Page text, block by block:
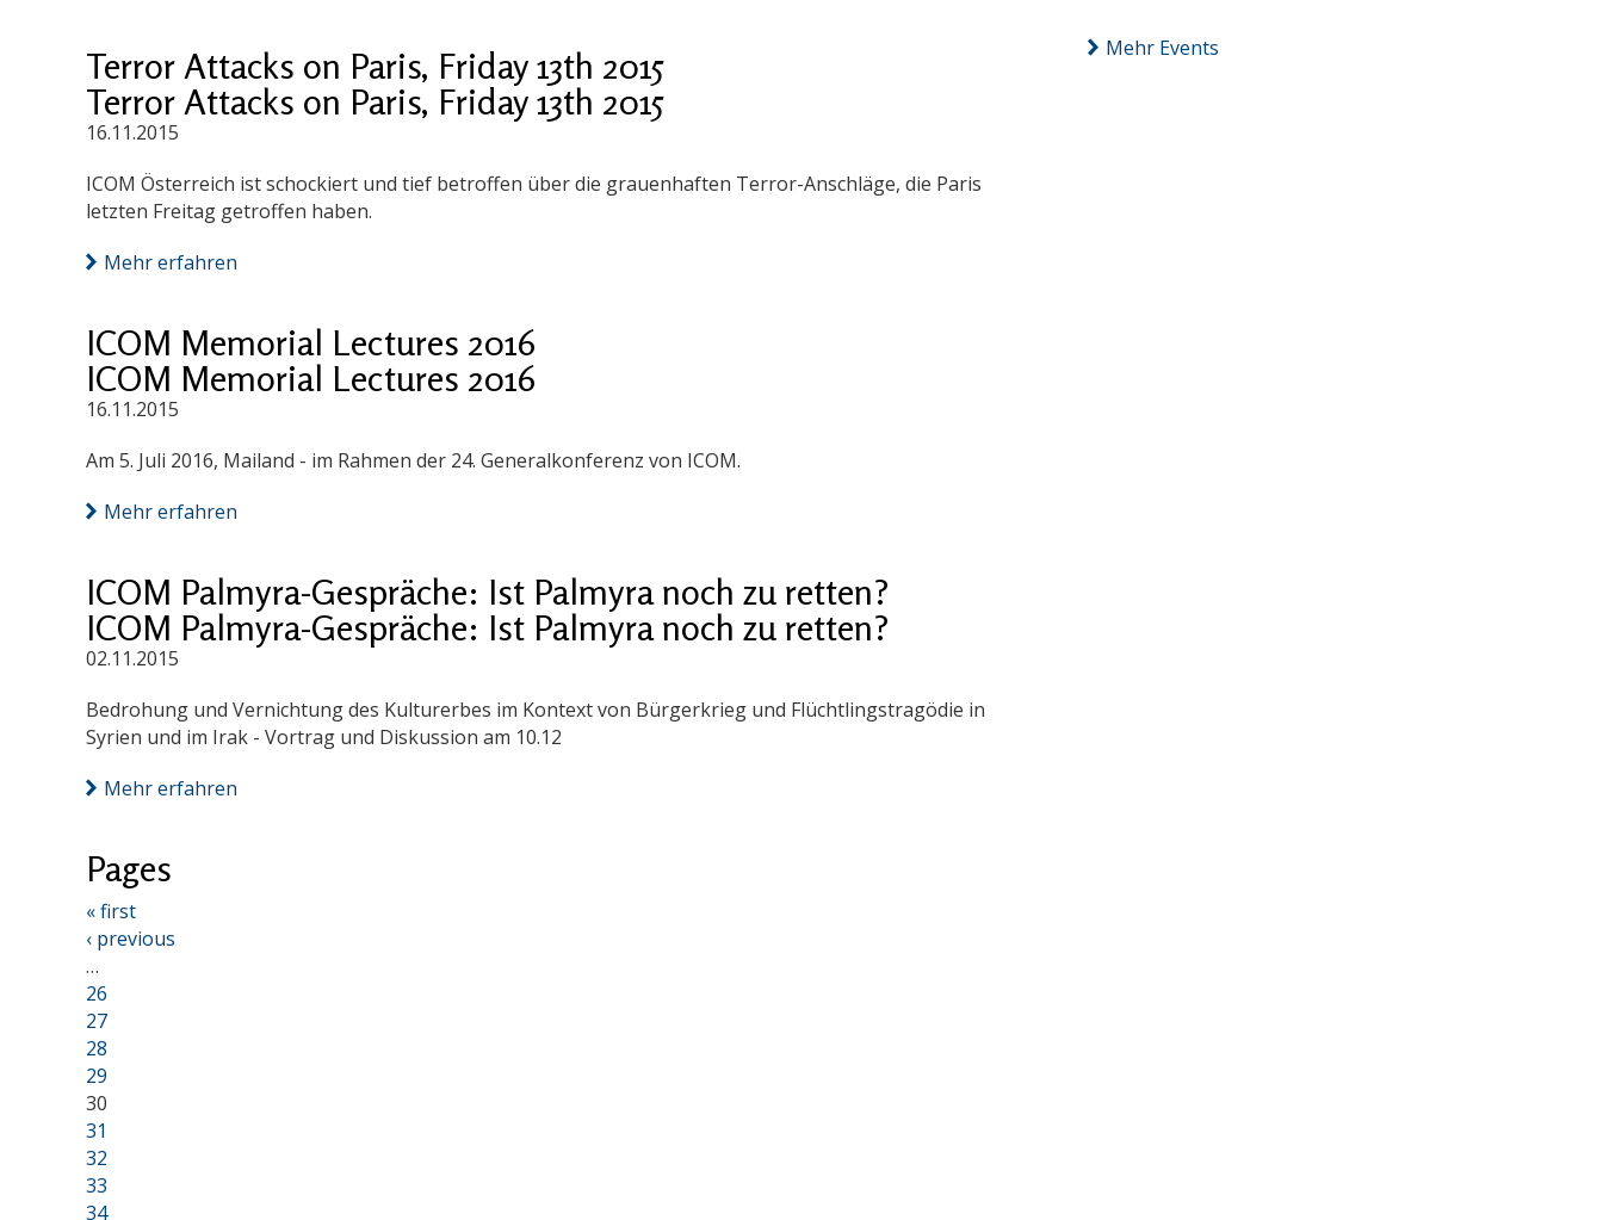
Terror Attacks on Paris, Friday 13th 2015
Terror Attacks on Paris, Friday 13th 2015
16.11.2015
ICOM Österreich ist schockiert und tief betroffen über die grauenhaften Terror-Anschläge, die Paris
letzten Freitag getroffen haben.
Mehr erfahren
ICOM Memorial Lectures 2016
ICOM Memorial Lectures 2016
16.11.2015
Am 5. Juli 2016, Mailand - im Rahmen der 24. Generalkonferenz von ICOM.
Mehr erfahren
ICOM Palmyra-Gespräche: Ist Palmyra noch zu retten?
ICOM Palmyra-Gespräche: Ist Palmyra noch zu retten?
02.11.2015
Bedrohung und Vernichtung des Kulturerbes im Kontext von Bürgerkrieg und Flüchtlingstragödie in
Syrien und im Irak - Vortrag und Diskussion am 10.12
Mehr erfahren
Pages
« first
‹ previous
…
26
27
28
29
30
31
32
33
34
Mehr Events